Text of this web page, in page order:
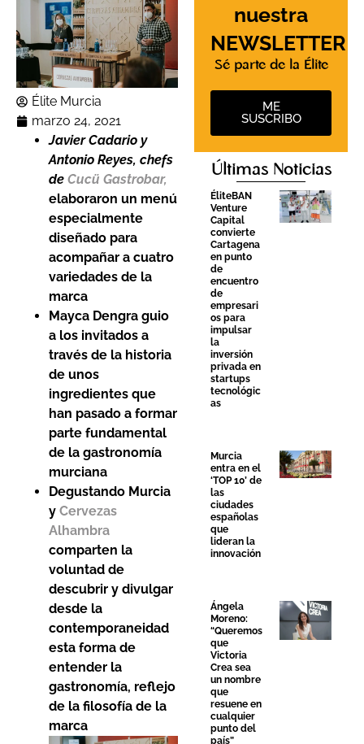
Élite Murcia
marzo 24, 2021
Javier Cadario y
Antonio Reyes, chefs
de Cucü Gastrobar,
elaboraron un menú
especialmente
diseñado para
acompañar a cuatro
variedades de la
marca
Mayca Dengra guio
a los invitados a
través de la historia
de unos
ingredientes que
han pasado a formar
parte fundamental
de la gastronomía
murciana
Degustando Murcia
y Cervezas
Alhambra
comparten la
voluntad de
descubrir y divulgar
desde la
contemporaneidad
esta forma de
entender la
gastronomía, reflejo
de la filosofía de la
marca
nuestra
NEWSLETTER
Sé parte de la Élite
ME
SUSCRIBO
Últimas Noticias
ÉliteBAN
Venture
Capital
convierte
Cartagena
en punto
de
encuentro
de
empresari
os para
impulsar
la
inversión
privada en
startups
tecnológic
as
Murcia
entra en el
‘TOP 10’ de
las
ciudades
españolas
que
lideran la
innovación
Ángela
Moreno:
“Queremos
que
Victoria
Crea sea
un nombre
que
resuene en
cualquier
punto del
país”